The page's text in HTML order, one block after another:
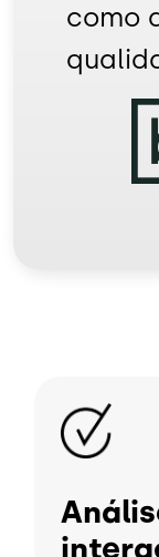
como
Imagem